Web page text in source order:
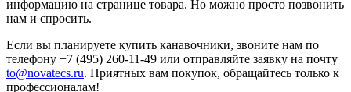
информацию на странице товара. Но можно просто позвонить
нам и спросить.
Если вы планируете купить канавочники, звоните нам по
телефону +7 (495) 260-11-49 или отправляйте заявку на почту
to@novatecs.ru. Приятных вам покупок, обращайтесь только к
профессионалам!